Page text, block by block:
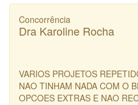
Concorrência
Dra Karoline Rocha
VARIOS PROJETOS
NAO TINHAM NADA COM O
OPCOES EXTRAS E NAO